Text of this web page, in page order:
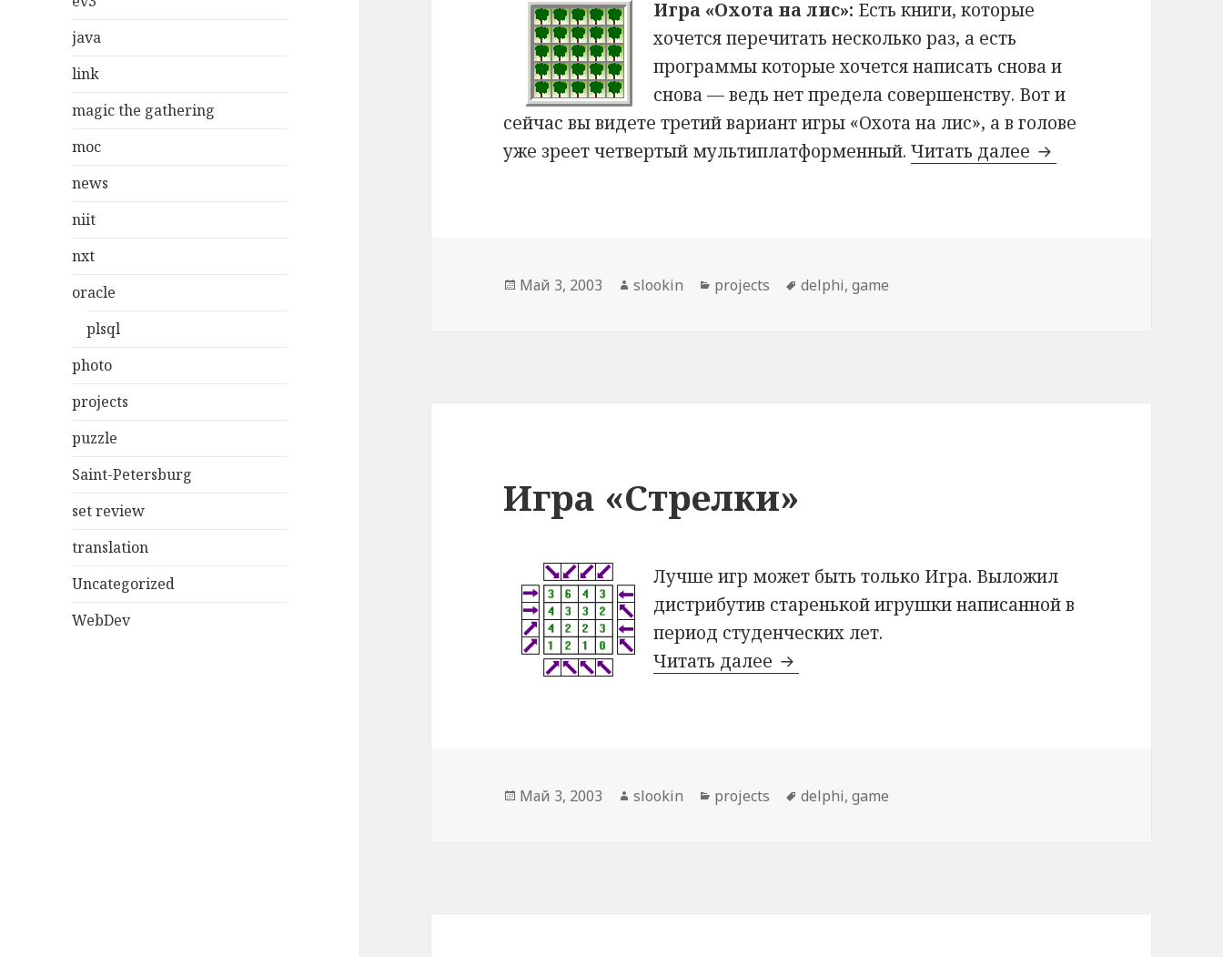
java
link
magic the gathering
moc
news
niit
nxt
oracle
plsql
photo
projects
puzzle
Saint-Petersburg
set review
translation
Uncategorized
WebDev
Игра «Охота на лис»: Есть книги, которые
хочется перечитать несколько раз, а есть
программы которые хочется написать снова и
снова — ведь нет предела совершенству. Вот и
сейчас вы видете третий вариант игры «Охота на лис», а в голове
уже зреет четвертый мультиплатформенный.Читать далее Игра «Охота на лис»
Опубликовано
Май 3, 2003 Автор
slookin Рубрики
projects Метки
delphi,game
Игра «Стрелки»
Лучше игр может быть только Игра. Выложил
дистрибутив старенькой игрушки написанной в
период студенческих лет.
Читать далее Игра «Стрелки»
Опубликовано
Май 3, 2003 Автор
slookin Рубрики
projects Метки
delphi,game